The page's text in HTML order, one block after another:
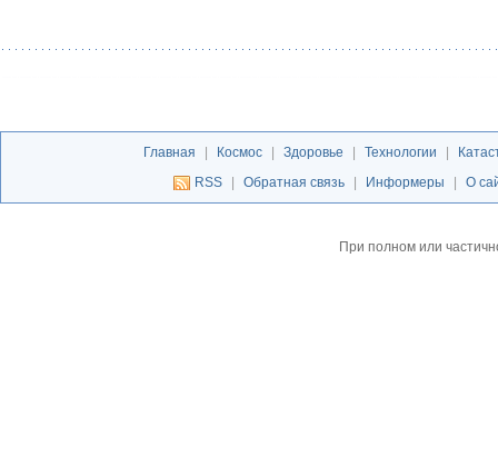
Главная Космос Здоровье Технологии
RSS
Обратная связь Информеры О
При полном или